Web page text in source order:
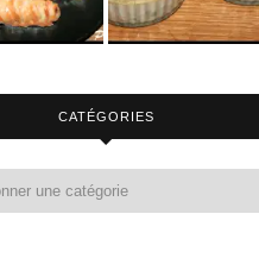
CATÉGORIES